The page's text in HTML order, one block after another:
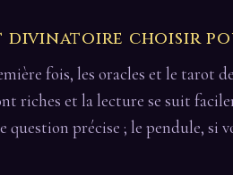
divinatoire choisir
fois, les oracles et le tarot
riches et la lecture se suit
question précise ; le pendule, si